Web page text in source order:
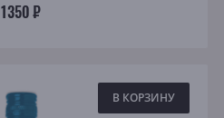
1350 ₽
В КОРЗИНУ